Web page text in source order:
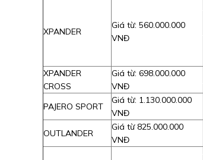
XPANDER
Giá từ: 560.000.000
VNĐ
XPANDER
CROSS
Giá từ: 698.000.000
VNĐ
PAJERO SPORT
Giá từ: 1.130.000.000
VNĐ
OUTLANDER
Giá từ 825.000.000
VNĐ